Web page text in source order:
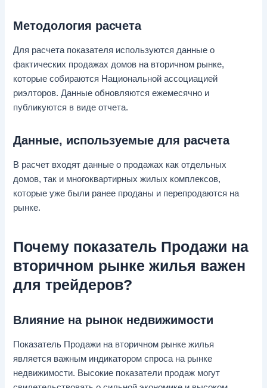
Методология расчета
Для расчета показателя используются данные о
фактических продажах домов на вторичном рынке,
которые собираются Национальной ассоциацией
риэлторов. Данные обновляются ежемесячно и
публикуются в виде отчета.
Данные, используемые для расчета
В расчет входят данные о продажах как отдельных
домов, так и многоквартирных жилых комплексов,
которые уже были ранее проданы и перепродаются на
рынке.
Почему показатель Продажи на
вторичном рынке жилья важен
для трейдеров?
Влияние на рынок недвижимости
Показатель Продажи на вторичном рынке жилья
является важным индикатором спроса на рынке
недвижимости. Высокие показатели продаж могут